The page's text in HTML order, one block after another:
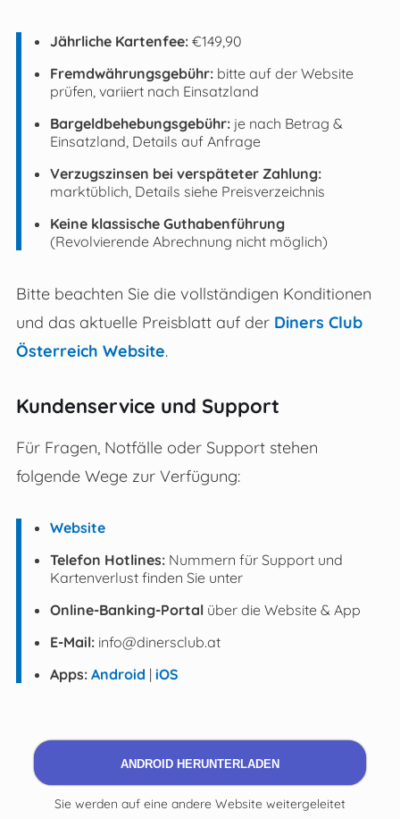
Jährliche Kartenfee:€149,90
Fremdwährungsgebühr:bitte auf der Website
prüfen, variiert nach Einsatzland
Bargeldbehebungsgebühr:je nach Betrag &
Einsatzland, Details auf Anfrage
Verzugszinsen bei verspäteter Zahlung:
marktüblich, Details siehe Preisverzeichnis
Keine klassische Guthabenführung
(Revolvierende Abrechnung nicht möglich)
Bitte beachten Sie die vollständigen Konditionen
und das aktuelle Preisblatt auf der Diners Club
Österreich Website.
Kundenservice und Support
Für Fragen, Notfälle oder Support stehen
folgende Wege zur Verfügung:
Website
Telefon Hotlines:Nummern für Support und
Kartenverlust finden Sie unter
Online-Banking-Portalüber die Website & App
E-Mail: info@dinersclub.at
Apps: Android | iOS
ANDROID HERUNTERLADEN
Sie werden auf eine andere Website weitergeleitet